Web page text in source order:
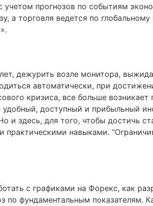
учетом прогнозов по событиям
а торговля ведется по
дежурить возле монитора,
автоматически, при
кризиса, все больше возникает
доступный и прибыльный
и здесь, для того, чтобы достичь
практическими навыками.
с графиками на Форекс, как
по фундаментальным показателям.